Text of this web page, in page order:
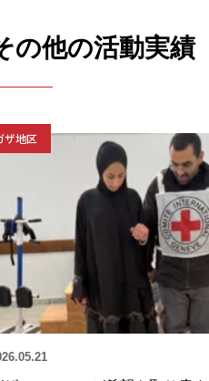
の他の活動実績
ザ地区